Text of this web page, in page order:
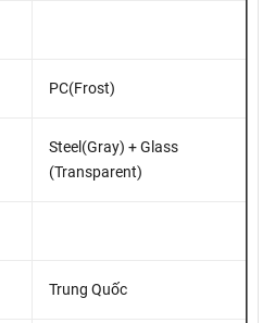
PC(Frost)
Steel(Gray) + Glass
(Transparent)
Trung Quốc